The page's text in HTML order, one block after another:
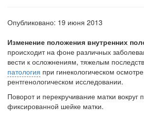
встрече с журналистами ведущих...
Опубликовано: 19 июня 2013
Изменение положения внутренних
происходит на фоне различных
вести к осложнениям, тяжелым
патология при гинекологическом
рентгенологическом исследовании.
Поворот и перекручивание матки вокруг
фиксированной шейке матки.